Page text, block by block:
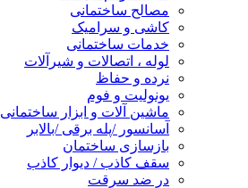
مصالح ساختمانی
کاشی و سرامیک
خدمات ساختمانی
لوله ، اتصالات و شیرآلات
نرده و حفاظ
یونولیت و فوم
ماشین آلات و ابزار ساختمانی
آسانسور /پله برقی /بالابر
بازسازی ساختمان
سقف کاذب / دیوار کاذب
در ضد سرقت